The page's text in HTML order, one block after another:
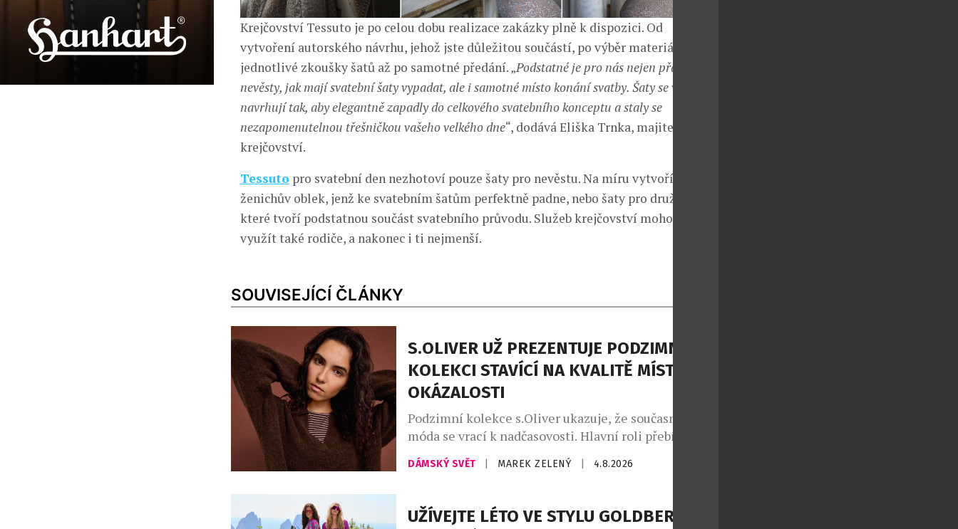
Krejčovství Tessuto je po celou dobu realizace zakázky plně k dispozici. Od
vytvoření autorského návrhu, jehož jste důležitou součástí, po výběr materiálu, přes
jednotlivé zkoušky šatů až po samotné předání. „Podstatné je pro nás nejen přání
nevěsty, jak mají svatební šaty vypadat, ale i samotné místo konání svatby. Šaty se vždy
navrhují tak, aby elegantně zapadly do celkového svatebního konceptu a staly se
nezapomenutelnou třešničkou vašeho velkého dne“, dodává Eliška Trnka, majitelka
krejčovství.
Tessuto pro svatební den nezhotoví pouze šaty pro nevěstu. Na míru vytvoří také
ženichův oblek, jenž ke svatebním šatům perfektně padne, nebo šaty pro družičky,
které tvoří podstatnou součást svatebního průvodu. Služeb krejčovství mohou
využít také rodiče, a nakonec i ti nejmenší.
SOUVISEJÍCÍ ČLÁNKY
S.OLIVER UŽ PREZENTUJE PODZIMNÍ
KOLEKCI STAVÍCÍ NA KVALITĚ MÍSTO
OKÁZALOSTI
Podzimní kolekce s.Oliver ukazuje, že současná
móda se vrací k nadčasovosti. Hlavní roli přebírá
promyšlený kapsulový šatník, v němž dominují
hřejivé odstíny kávy – od mocha mousse přes taupe
indigo denim, jenž propojuje přírodní materiály s
městskou elegancí. Charakter kolekce vytvářejí
DÁMSKÝ SVĚT MAREK ZELENÝ 4.8.2026
UŽÍVEJTE LÉTO VE STYLU GOLDBERGH S